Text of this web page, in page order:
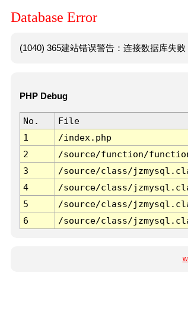
Database Error
(1040) 365建站错误警告：连接数据库失
PHP Debug
No. File
1
/index.php
2
/source/function/
3
/source/class/
4
/source/class/
5
/source/class/
6
/source/class/